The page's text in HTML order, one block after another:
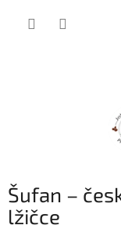
Šufan –
lžičce